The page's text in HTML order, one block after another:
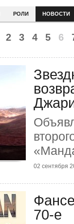
РОЛИ НОВОСТИ
2 3 4 5 6
02 сентября
70-е